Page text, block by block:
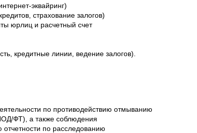
эквайринг)
страхование залогов)
юрлиц и расчетный счет
кредитные линии, ведение залогов).
по противодействию отмыванию
ФТ), а также соблюдения
по расследованию